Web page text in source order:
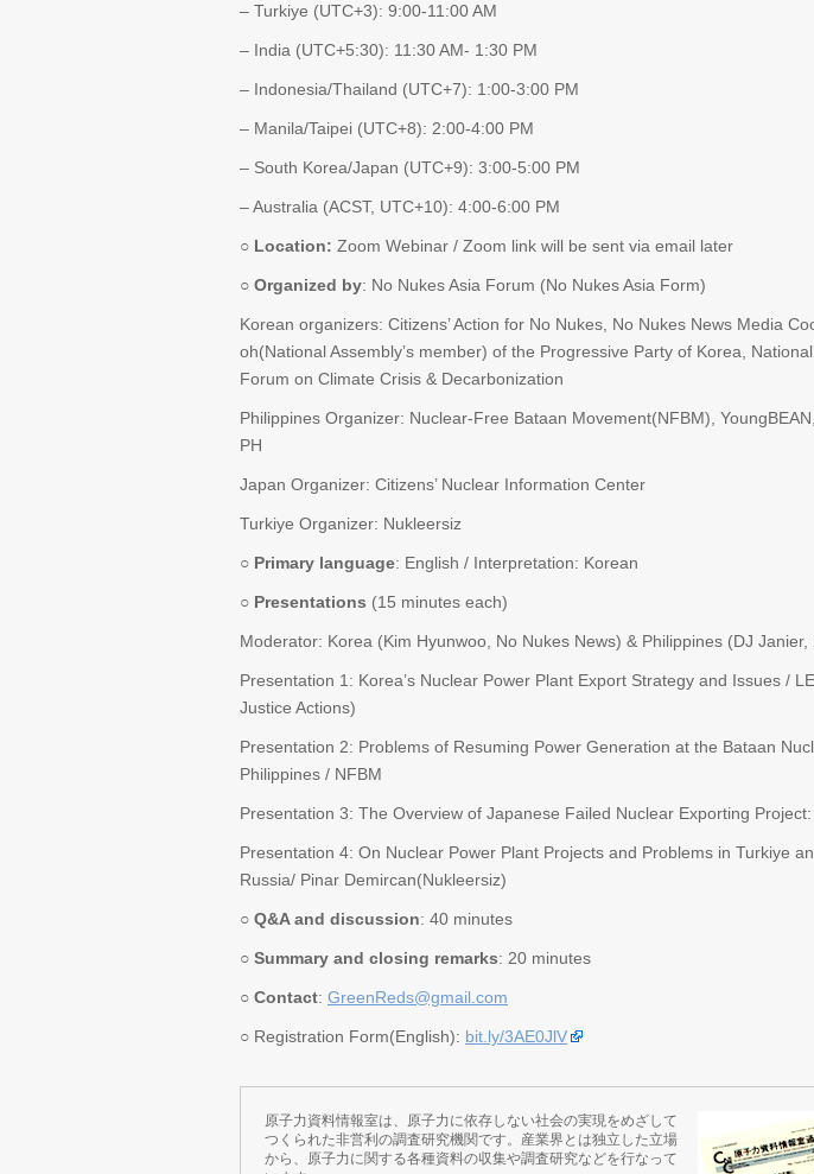
– Turkiye (UTC+3): 9:00-11:00 AM
– India (UTC+5:30): 11:30 AM- 1:30 PM
– Indonesia/Thailand (UTC+7): 1:00-3:00 PM
– Manila/Taipei (UTC+8): 2:00-4:00 PM
– South Korea/Japan (UTC+9): 3:00-5:00 PM
– Australia (ACST, UTC+10): 4:00-6:00 PM
○ Location: Zoom Webinar / Zoom link will be sent via email later
○ Organized by: No Nukes Asia Forum (No Nukes Asia Form)
Korean organizers: Citizens’ Action for No Nukes, No Nukes News Media
oh(National Assembly’s member) of the Progressive Party of Korea,
Forum on Climate Crisis & Decarbonization
Philippines Organizer: Nuclear-Free Bataan Movement(NFBM),
PH
Japan Organizer: Citizens’ Nuclear Information Center
Turkiye Organizer: Nukleersiz
○ Primary language: English / Interpretation: Korean
○ Presentations (15 minutes each)
Moderator: Korea (Kim Hyunwoo, No Nukes News) & Philippines (DJ Janier,
Presentation 1: Korea’s Nuclear Power Plant Export Strategy and Issues /
Justice Actions)
Presentation 2: Problems of Resuming Power Generation at the Bataan
Philippines / NFBM
Presentation 3: The Overview of Japanese Failed Nuclear Exporting
Presentation 4: On Nuclear Power Plant Projects and Problems in Turkiye
Russia/ Pinar Demircan(Nukleersiz)
○ Q&A and discussion: 40 minutes
○ Summary and closing remarks: 20 minutes
○ Contact: GreenReds@gmail.com
○ Registration Form(English): bit.ly/3AE0JlV
原子力資料情報室は、原子力に依存しない社会の実現をめざして
つくられた非営利の調査研究機関です。産業界とは独立した立場
から、原子力に関する各種資料の収集や調査研究などを行なって